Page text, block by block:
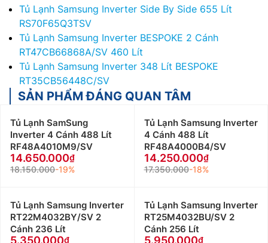
Tủ Lạnh Samsung Inverter Side By Side 655 Lít
RS70F65Q3TSV
Tủ Lạnh Samsung Inverter BESPOKE 2 Cánh
RT47CB66868A/SV 460 Lít
Tủ Lạnh Samsung Inverter 348 Lít BESPOKE
RT35CB56448C/SV
SẢN PHẨM ĐÁNG QUAN TÂM
Tủ Lạnh SamSung
Inverter 4 Cánh 488 Lít
RF48A4010M9/SV
14.650.000
18.150.000-19%
Tủ Lạnh Samsung Inverter
4 Cánh 488 Lít
RF48A4000B4/SV
14.250.000
17.350.000-18%
Tủ Lạnh Samsung Inverter
RT22M4032BY/SV 2
Cánh 236 Lít
5.350.000
Tủ Lạnh Samsung Inverter
RT25M4032BU/SV 2
Cánh 256 Lít
5.950.000